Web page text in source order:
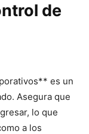
de
es un
Asegura que
lo que
a los